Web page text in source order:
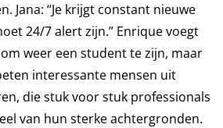
Jana: “Je krijgt constant nieuwe
24/7 alert zijn.” Enrique voegt
weer een student te zijn, maar
interessante mensen uit
die stuk voor stuk professionals
van hun sterke achtergronden.